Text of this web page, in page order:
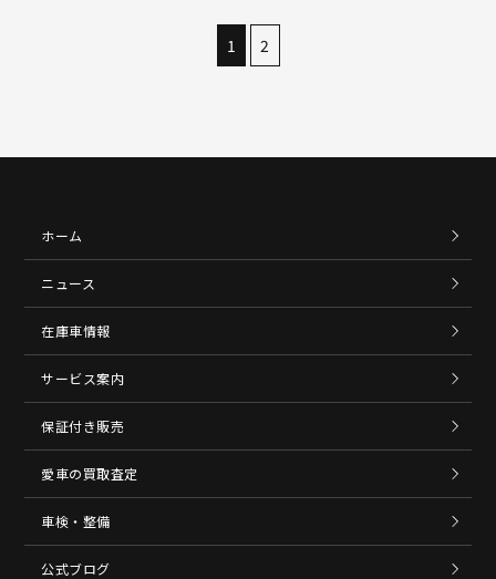
1 2
ホーム
ニュース
在庫車情報
サービス案内
保証付き販売
愛車の買取査定
車検・整備
公式ブログ